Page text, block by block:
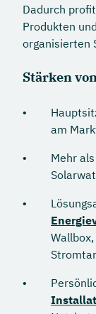
Dadurch
Produkten
organisierten
Stärken
am
Mehr